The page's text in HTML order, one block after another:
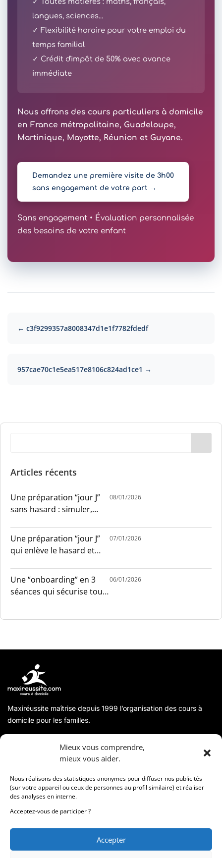
Mieux vous comprendre,
mieux vous aider.
Nous réalisons des statistiques anonymes pour diffuser nos publicités
(sur votre appareil ou ceux de personnes au profil similaire) et réaliser
des analyses en interne.
Acceptez-vous de participer ?
Accepter
✓ Toutes matières : maths, français,
langues, sciences...
✓ Flexibilité horaire pour votre emploi du
temps familial
✓ Crédit d'impôt de 50% avec avance
immédiate
Nous offrons des cours particuliers à domicile
en France métropolitaine, Guadeloupe,
Martinique, Mayotte, Réunion et Guyane.
Demandez une première visite de 3h00
sans engagement de votre part →
Sans engagement • Évaluation personnalisée
des besoins de votre enfant
← c3f9299357a8008347d1e1f7782fdedf
957cae70c1e5ea517e8106c824ad1ce1 →
Articles récents
Une préparation “jour J”
sans hasard : simuler,
08/01/2026
Une préparation “jour J”
qui enlève le hasard et
07/01/2026
Une “onboarding” en 3
séances qui sécurise tout
06/01/2026
Maxiréussite maîtrise depuis 1999 l’organisation des cours à
domicile pour les familles.
Coordonnées